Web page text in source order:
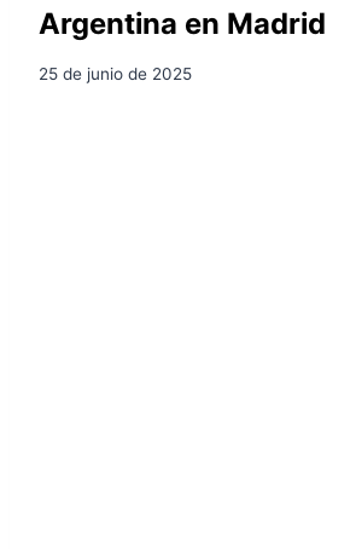
Argentina en Madrid
25 de junio de 2025